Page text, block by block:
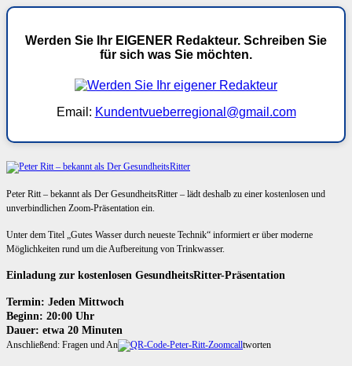
Werden Sie Ihr EIGENER Redakteur. Schreiben Sie
für sich was Sie möchten.
Email: Kundentvueberregional@gmail.com
Peter Ritt – bekannt als Der GesundheitsRitter – lädt deshalb zu einer kostenlosen und
unverbindlichen Zoom-Präsentation ein.
Unter dem Titel „Gutes Wasser durch neueste Technik“ informiert er über moderne
Möglichkeiten rund um die Aufbereitung von Trinkwasser.
Einladung zur kostenlosen GesundheitsRitter-Präsentation
Termin: Jeden Mittwoch
Beginn: 20:00 Uhr
Dauer: etwa 20 Minuten
Anschließend: Fragen und An tworten